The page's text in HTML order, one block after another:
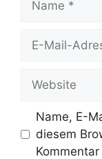
Mail-
Name, E-
diesem